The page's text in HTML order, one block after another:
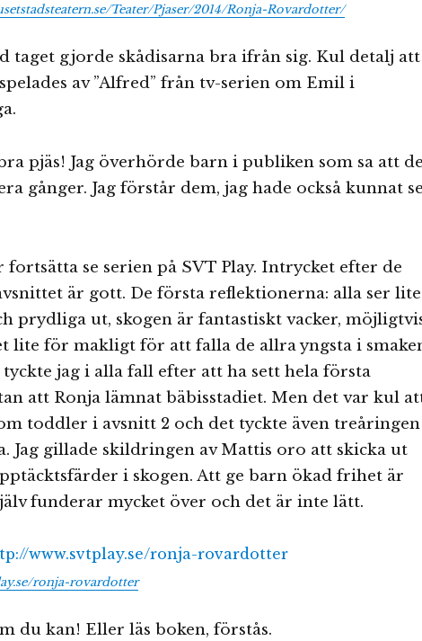
Teater/Pjaser/2014/Ronja-Rovardotter/
taget gjorde skådisarna bra ifrån sig. Kul detalj att
av ”Alfred” från tv-serien om Emil i
pjäs! Jag överhörde barn i publiken som sa att de
gånger. Jag förstår dem, jag hade också kunnat se
se serien på SVT Play. Intrycket efter de
är gott. De första reflektionerna: alla ser lite
prydliga ut, skogen är fantastiskt vacker,
lite för makligt för att falla de allra yngsta i
tyckte jag i alla fall efter att ha sett hela första
att Ronja lämnat bäbisstadiet. Men det var kul
toddler i avsnitt 2 och det tyckte även treåringen
Jag gillade skildringen av Mattis oro att skicka ut
i skogen. Att ge barn ökad frihet är
funderar mycket över och det är inte lätt.
ronja-rovardotter
du kan! Eller läs boken, förstås.